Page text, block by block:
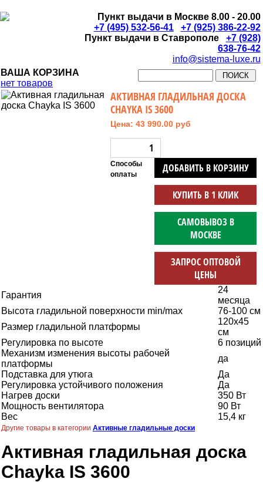
Пункт выдачи в Москве 8.00 - 20.00
+7 (495) 532-56-41
+7 (925) 386-22-92
Пункт выдачи в Ставрополе
+7 (928)
638-76-42
info@sistema-luxe.ru
ВАША КОРЗИНА
нет товаров
АКТИВНАЯ ГЛАДИЛЬНАЯ ДОСКА
CHAYKA IS 3600
Цена: 43 990.00 руб
ДОБАВИТЬ В КОРЗИНУ
КУПИТЬ В 1 КЛИК
САМОВЫВОЗ В
МОСКВЕ
ЗАПРОС ОПТОВОЙ
ЦЕНЫ
Способы
оплаты
Гарантия
24
месяца
Высота гладильной поверхности min/max
76-100 см
Размер гладильной платформы
120х45
см
Регулировка по высоте
6 позиций
Механизм изменения высоты рабочей
платформы
да
Подставка для утюга
Да
Регулировка устойчивого положения
Да
Нагрев доски
350 Вт
Мощность вентилятора
90 Вт
Вес
15,4 кг
Другие товары в категории Активные гладильные доски
Активная гладильная доска
Chayka IS 3600